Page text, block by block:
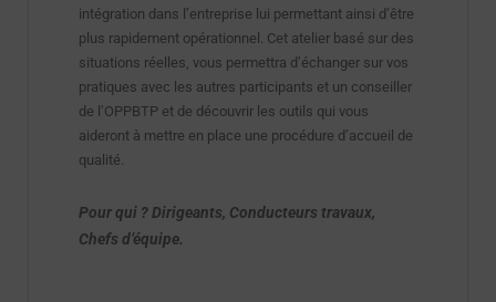
intégration dans l’entreprise lui permettant ainsi d’être
plus rapidement opérationnel. Cet atelier basé sur des
situations réelles, vous permettra d’échanger sur vos
pratiques avec les autres participants et un conseiller
de l’OPPBTP et de découvrir les outils qui vous
aideront à mettre en place une procédure d’accueil de
qualité.
Pour qui ? Dirigeants, Conducteurs travaux,
Chefs d’équipe.